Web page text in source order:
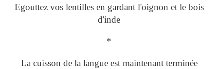
Egouttez vos lentilles en gardant l'oignon et le bois
d'inde
*
La cuisson de la langue est maintenant terminée